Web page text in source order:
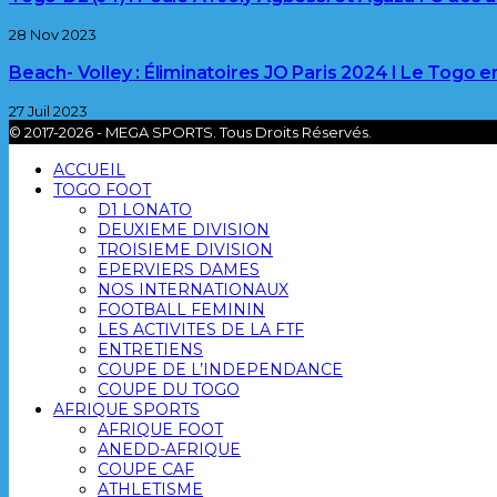
28 Nov 2023
Beach- Volley : Éliminatoires JO Paris 2024 l Le Togo
27 Juil 2023
© 2017-2026 - MEGA SPORTS. Tous Droits Réservés.
ACCUEIL
TOGO FOOT
D1 LONATO
DEUXIEME DIVISION
TROISIEME DIVISION
EPERVIERS DAMES
NOS INTERNATIONAUX
FOOTBALL FEMININ
LES ACTIVITES DE LA FTF
ENTRETIENS
COUPE DE L’INDEPENDANCE
COUPE DU TOGO
AFRIQUE SPORTS
AFRIQUE FOOT
ANEDD-AFRIQUE
COUPE CAF
ATHLETISME